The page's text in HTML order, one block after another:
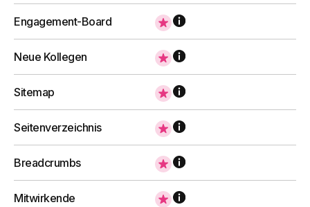
Die Komponente zur Messung der Leistung
des Intranets und des Engagements der
Benutzer.
Intranet Redirect
Die Komponente, die Benutzer auf die für ihr
Land oder ihren Standort relevante Website
Engagement-Board
Neue Kollegen
Sitemap
Seitenverzeichnis
Breadcrumbs
Mitwirkende